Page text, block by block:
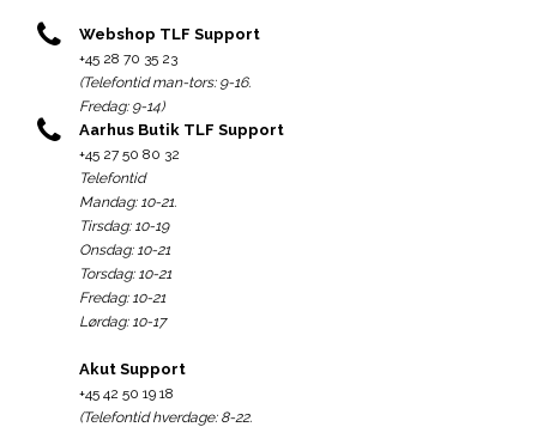
Webshop TLF Support
+45 28 70 35 23
(Telefontid man-tors: 9-16.
Fredag: 9-14)
Aarhus Butik TLF Support
+45 27 50 80 32
Telefontid
Mandag: 10-21.
Tirsdag: 10-19
Onsdag: 10-21
Torsdag: 10-21
Fredag: 10-21
Lørdag: 10-17
Akut Support
+45 42 50 19 18
(Telefontid hverdage: 8-22.